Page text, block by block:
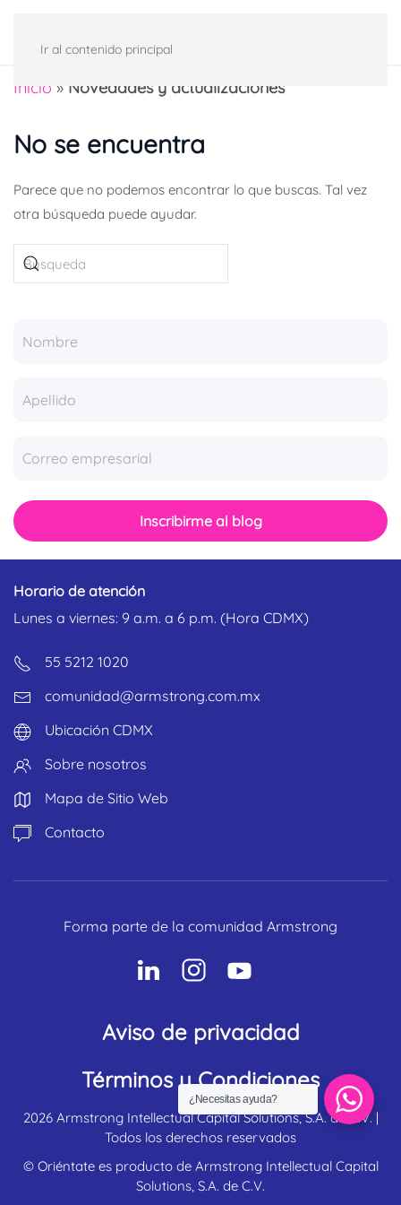
Ir al contenido principal
Inicio » Novedades y actualizaciones
No se encuentra
Parece que no podemos encontrar lo que buscas. Tal vez
otra búsqueda puede ayudar.
Inscribirme al blog
Horario de atención
Lunes a viernes: 9 a.m. a 6 p.m. (Hora CDMX)
55 5212 1020
comunidad@armstrong.com.mx
Ubicación CDMX
Sobre nosotros
Mapa de Sitio Web
Contacto
Forma parte de la comunidad Armstrong
Aviso de privacidad
Términos y Condiciones
2026Armstrong Intellectual Capital Solutions, S.A. de C.V. |
Todos los derechos reservados
© Oriéntatees producto de ArmstrongIntellectual Capital
Solutions, S.A. de C.V.
¿Necesitas ayuda?